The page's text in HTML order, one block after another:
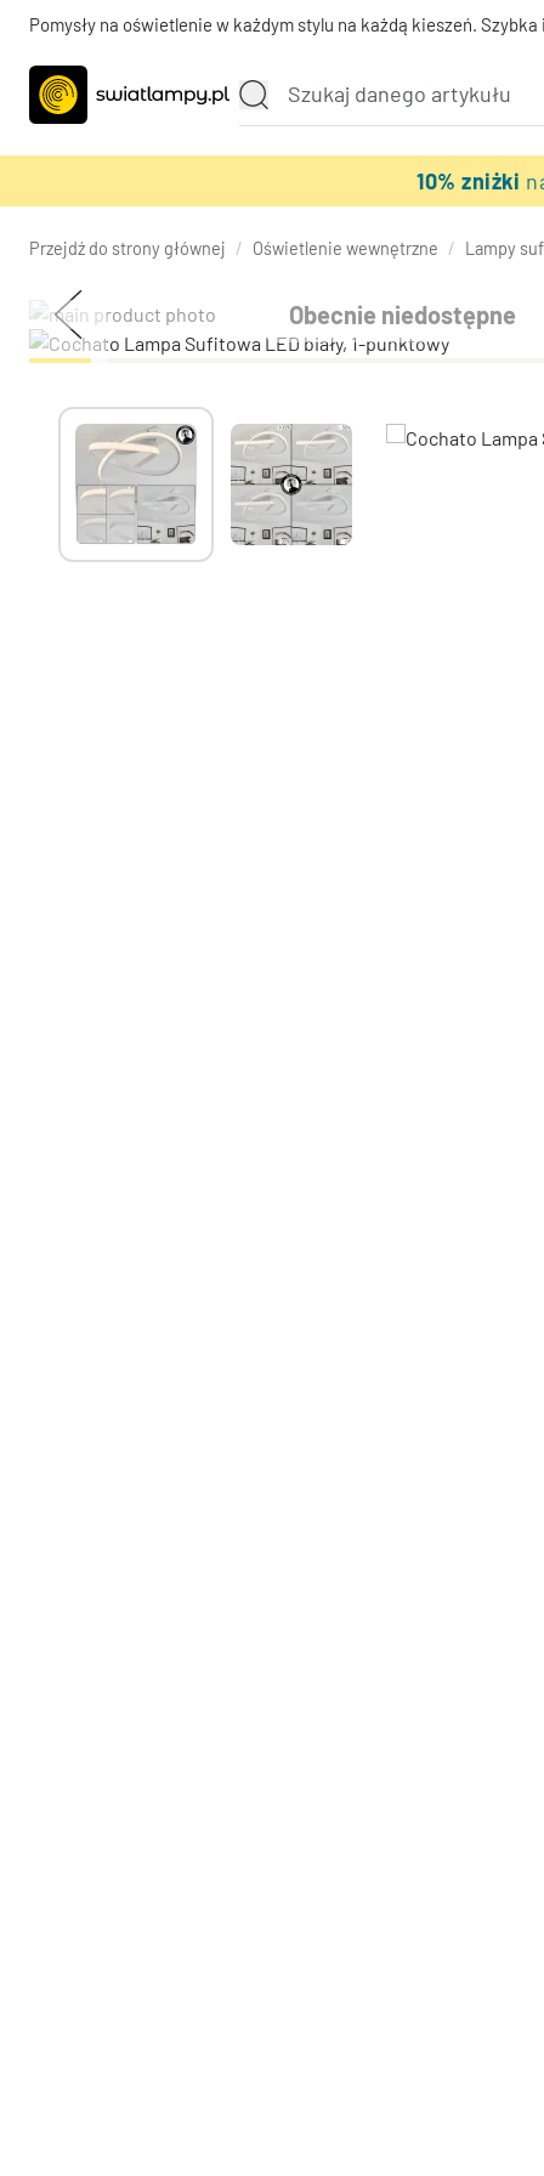
Pomysły na oświetlenie w każdym stylu na każdą kieszeń.
10% zniżki
Przejdź do strony głównej / Oświetlenie wewnętrzne / Lampy
Obecnie niedostępne